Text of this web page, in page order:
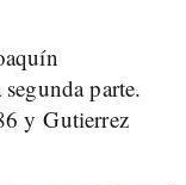
parte.
y Gutierrez